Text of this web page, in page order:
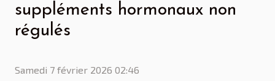
suppléments hormonaux non
régulés
Samedi 7 février 2026 02:46